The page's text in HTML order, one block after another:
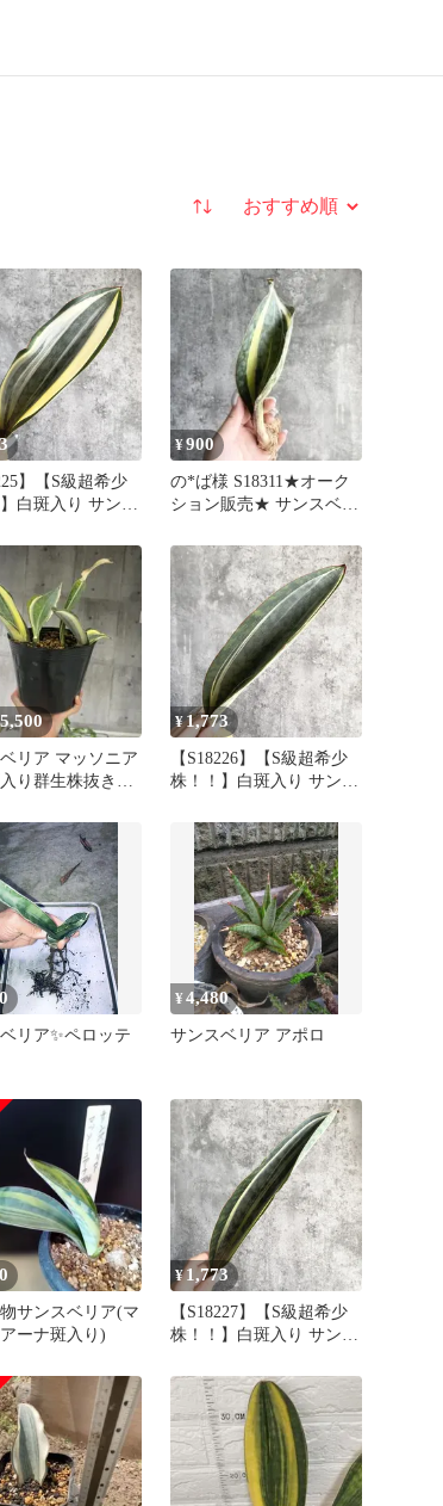
並び替え
】【S級超希少
白斑入り サンス
ヴァエリガータ
ユーフォルビア
リア )
¥900
の*ば様 S18311★オーク
ション販売★ サンスベリ
斑
5,500
リア マッソニア
り群生株抜き苗
¥1,773
【S18226】【S級超希少
株！！】白斑入り サンス
ホワイト ヴァエリガータ
斑入り ( ユーフォルビア
サンセベリア )
リア✨ペロッテ
¥4,480
サンスベリア アポロ
サンスベリア(マ
ーナ斑入り)
¥1,773
【S18227】【S級超希少
株！！】白斑入り サンス
ホワイト ヴァエリガータ
斑入り ( ユーフォルビア
サンセベリア )